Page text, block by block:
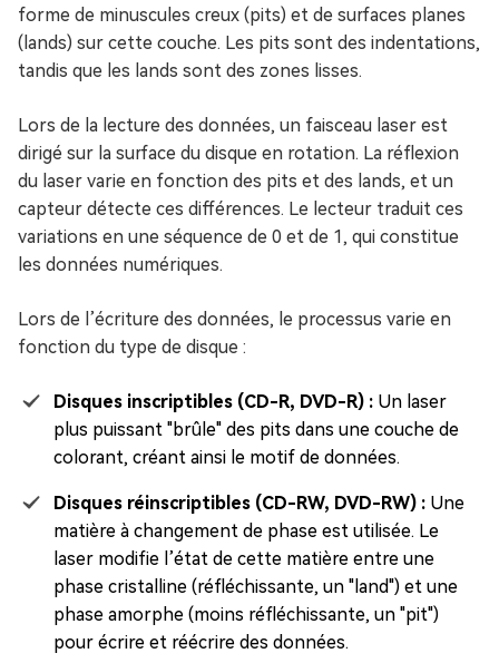
forme de minuscules creux (pits) et de surfaces planes
(lands) sur cette couche. Les pits sont des indentations,
tandis que les lands sont des zones lisses.
Lors de la lecture des données, un faisceau laser est
dirigé sur la surface du disque en rotation. La réflexion
du laser varie en fonction des pits et des lands, et un
capteur détecte ces différences. Le lecteur traduit ces
variations en une séquence de 0 et de 1, qui constitue
les données numériques.
Lors de l’écriture des données, le processus varie en
fonction du type de disque :
Disques inscriptibles (CD-R, DVD-R) : Un laser
plus puissant "brûle" des pits dans une couche de
colorant, créant ainsi le motif de données.
Disques réinscriptibles (CD-RW, DVD-RW) : Une
matière à changement de phase est utilisée. Le
laser modifie l’état de cette matière entre une
phase cristalline (réfléchissante, un "land") et une
phase amorphe (moins réfléchissante, un "pit")
pour écrire et réécrire des données.